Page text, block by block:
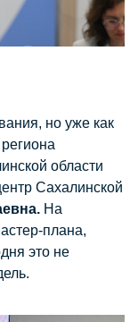
но уже как
области
Сахалинской
На
плана,
это не